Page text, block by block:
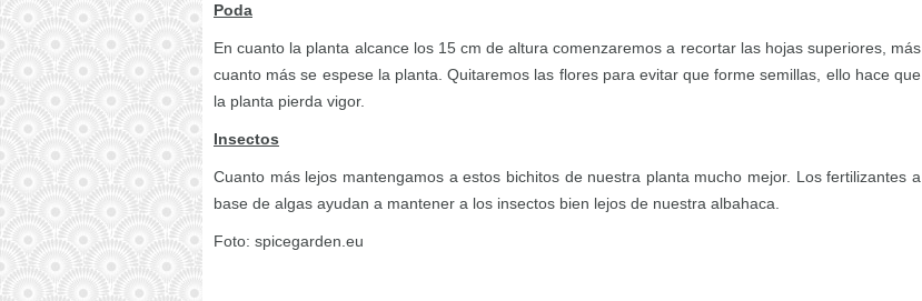
Poda
En cuanto la planta alcance los 15 cm de altura comenzaremos a recortar las hojas superiores, más
cuanto más se espese la planta. Quitaremos las flores para evitar que forme semillas, ello hace que
la planta pierda vigor.
Insectos
Cuanto más lejos mantengamos a estos bichitos de nuestra planta mucho mejor. Los fertilizantes a
base de algas ayudan a mantener a los insectos bien lejos de nuestra albahaca.
Foto: spicegarden.eu